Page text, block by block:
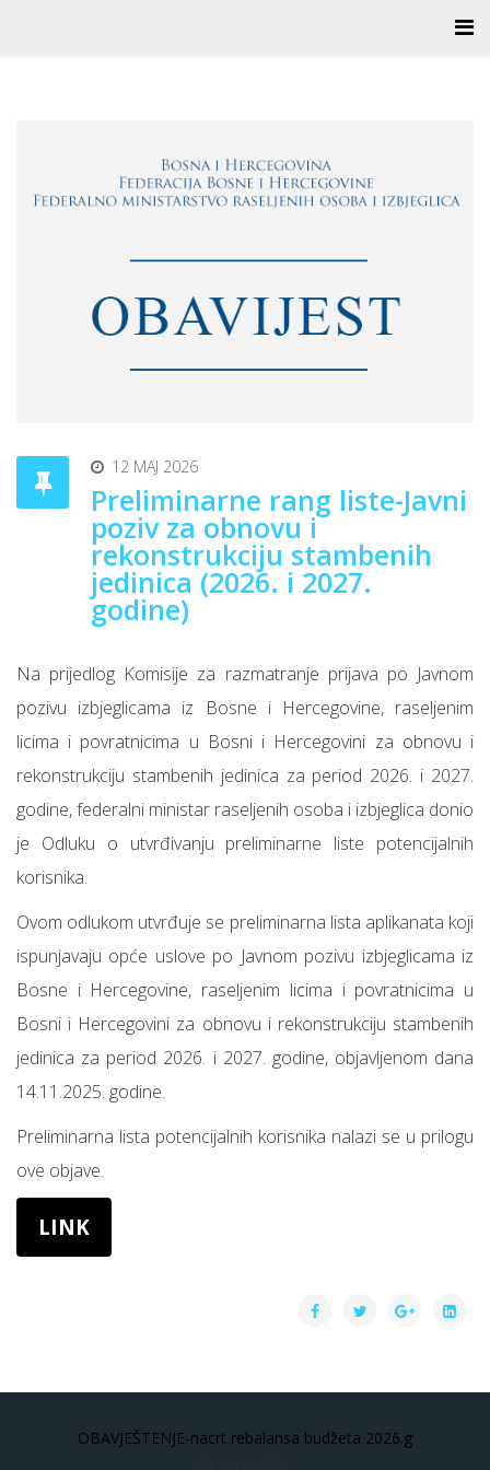
12 MAJ 2026
Preliminarne rang liste-Javni
poziv za obnovu i
rekonstrukciju stambenih
jedinica (2026. i 2027.
godine)
Na prijedlog Komisije za razmatranje prijava po Javnom
pozivu izbjeglicama iz Bosne i Hercegovine, raseljenim
licima i povratnicima u Bosni i Hercegovini za obnovu i
rekonstrukciju stambenih jedinica za period 2026. i 2027.
godine, federalni ministar raseljenih osoba i izbjeglica donio
je Odluku o utvrđivanju preliminarne liste potencijalnih
korisnika.
Ovom odlukom utvrđuje se preliminarna lista aplikanata koji
ispunjavaju opće uslove po Javnom pozivu izbjeglicama iz
Bosne i Hercegovine, raseljenim licima i povratnicima u
Bosni i Hercegovini za obnovu i rekonstrukciju stambenih
jedinica za period 2026. i 2027. godine, objavljenom dana
14.11.2025. godine.
Preliminarna lista potencijalnih korisnika nalazi se u prilogu
ove objave.
LINK
OBAVJEŠTENJE-nacrt rebalansa budžeta 2026.g